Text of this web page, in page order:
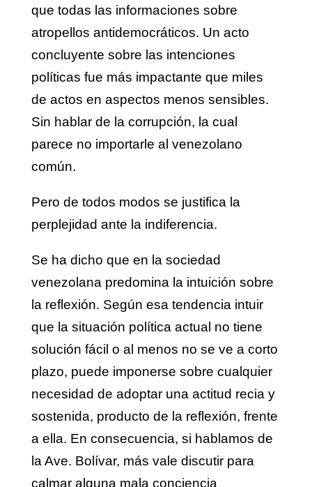
que todas las informaciones sobre
atropellos antidemocráticos. Un acto
concluyente sobre las intenciones
políticas fue más impactante que miles
de actos en aspectos menos sensibles.
Sin hablar de la corrupción, la cual
parece no importarle al venezolano
común.
Pero de todos modos se justifica la
perplejidad ante la indiferencia.
Se ha dicho que en la sociedad
venezolana predomina la intuición sobre
la reflexión. Según esa tendencia intuir
que la situación política actual no tiene
solución fácil o al menos no se ve a corto
plazo, puede imponerse sobre cualquier
necesidad de adoptar una actitud recia y
sostenida, producto de la reflexión, frente
a ella. En consecuencia, si hablamos de
la Ave. Bolívar, más vale discutir para
calmar alguna mala conciencia